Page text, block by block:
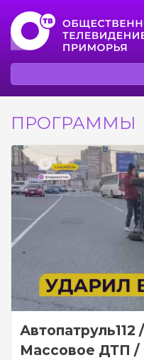
ПРОГРАММЫ
Массовое ДТП /